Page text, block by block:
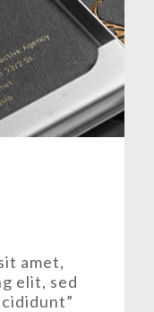
amet,
elit, sed